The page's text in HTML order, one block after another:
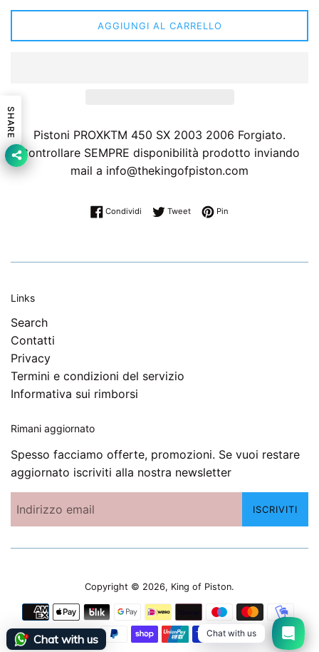
AGGIUNGI AL CARRELLO
Pistoni PROXKTM 450 SX 2003 2006 Forgiato.
Controllare SEMPRE disponibilità prodotto inviando
mail a info@thekingofpiston.com
Condividi Condividi su Facebook
TweetTwitta su Twitter
Pin
Links
Search
Contatti
Privacy
Termini e condizioni del servizio
Informativa sui rimborsi
Rimani aggiornato
Spesso facciamo offerte, promozioni. Se vuoi restare
aggiornato iscriviti alla nostra newsletter
ISCRIVITI
Copyright © 2026, King of Piston.
Modalità
di
pagamento
Chat with us Chat with us
SHARE